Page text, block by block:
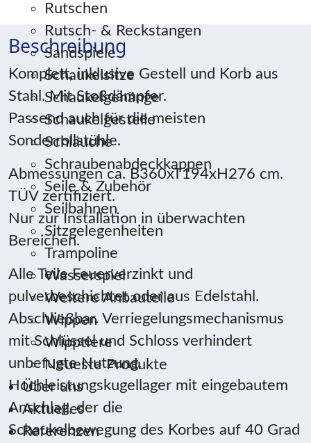
Rutschen
Rutsch- & Reckstangen
Sandspiele
Schaukelsitze
Schaukelgehänge
Schaukelgestelle
Schläuche
Schraubenabdeckkappen
Seile & Zubehör
Seilbahnen
Sitzgelegenheiten
Trampoline
Wasserspiel
Weitere Anbauteile
Wippen
Wipptiere
Neueste Produkte
Über uns
Aktuelles
Referenzen
Beschreibung
Komplett, inklusive Gestell und Korb aus
Stahl. Mit Stoßdämpfer.
Passend auch für die meisten
Sonderrollstühle.
Abmessungen ca. B360xT194xH276 cm.
TÜV zertifiziert.
Nur zur Installation in überwachten
Bereichen.
Alle Teile Feuerverzinkt und
pulverbeschichtet oder aus Edelstahl.
Abschließbar. Verriegelungsmechanismus
mit Schlüssel und Schloss verhindert
unbefugte Nutzung.
Hochleistungskugellager mit eingebautem
Anschlag, der die
Schaukelbewegung des Korbes auf 40 Grad